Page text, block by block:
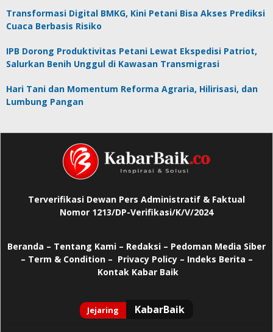
Transformasi Digital BMKG, Kini Petani Bisa Akses Prediksi
Cuaca Berbasis Risiko
IPB Dorong Produktivitas Petani Lewat Ekspedisi Patriot,
Salurkan Benih Unggul di Kawasan Transmigrasi
Hari Tani dan Momentum Reforma Agraria, Hilirisasi, dan
Lumbung Pangan
Terverifikasi Dewan Pers Administratif & Faktual
Nomor 1213/DP-Verifikasi/K/V/2024
Beranda – Tentang Kami – Redaksi – Pedoman Media Siber
– Term & Condition – Privacy Policy– Indeks Berita –
Kontak Kabar Baik